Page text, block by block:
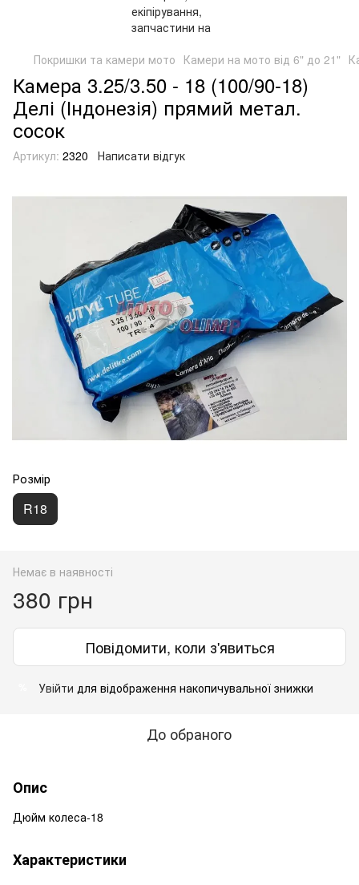
Покришки та камери мото Камери на мото від 6" до 21"
Камера 3.25/3.50 - 18 (100/90-18)
Делі (Індонезія) прямий метал.
сосок
Артикул: 2320 Написати відгук
Розмір
R18
Немає в наявності
380 грн
Повідомити, коли з'явиться
Увійти для відображення накопичувальної знижки
До обраного
Опис
Дюйм колеса-18
Характеристики